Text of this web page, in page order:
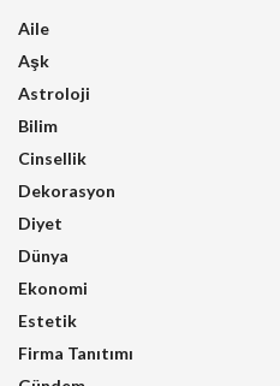
Aile
Aşk
Astroloji
Bilim
Cinsellik
Dekorasyon
Diyet
Dünya
Ekonomi
Estetik
Firma Tanıtımı